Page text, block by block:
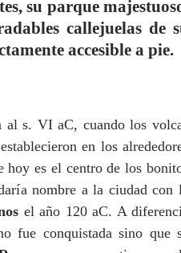
su parque
callejuelas de
accesible a pie.
al s. VI aC, cuando los
en los
hoy es el centro de los
nombre a la ciudad con
el año 120 aC. A
fue conquistada sino que